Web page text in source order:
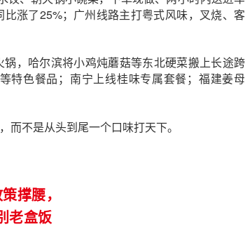
涨了25%；广州线路主打粤式风味，叉烧、客
锅，哈尔滨将小鸡炖蘑菇等东北硬菜搬上长途跨
特色餐品；南宁上线桂味专属套餐；福建姜母
不是从头到尾一个口味打天下。
撑腰，
老盒饭